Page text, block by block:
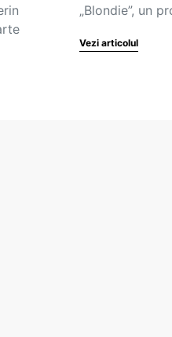
„Blondie”, un
Vezi articolul